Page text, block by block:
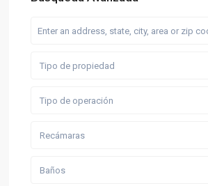
Tipo de propiedad
Tipo de operación
Recámaras
Baños